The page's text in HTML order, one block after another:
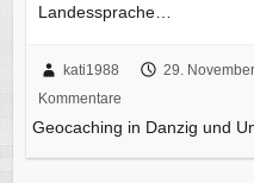
Landessprache…
kati1988 29.
Kommentare
Geocaching in Danzig und